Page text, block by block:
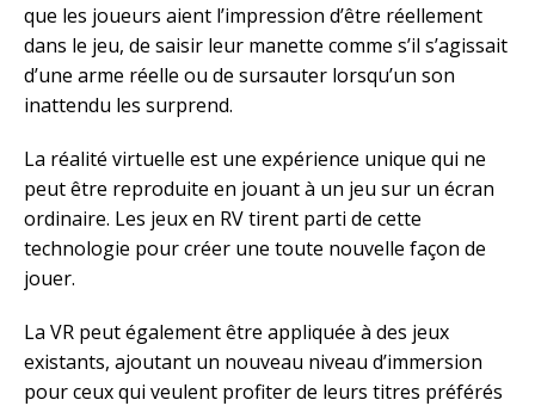
que les joueurs aient l’impression d’être réellement
dans le jeu, de saisir leur manette comme s’il s’agissait
d’une arme réelle ou de sursauter lorsqu’un son
inattendu les surprend.
La réalité virtuelle est une expérience unique qui ne
peut être reproduite en jouant à un jeu sur un écran
ordinaire. Les jeux en RV tirent parti de cette
technologie pour créer une toute nouvelle façon de
jouer.
La VR peut également être appliquée à des jeux
existants, ajoutant un nouveau niveau d’immersion
pour ceux qui veulent profiter de leurs titres préférés